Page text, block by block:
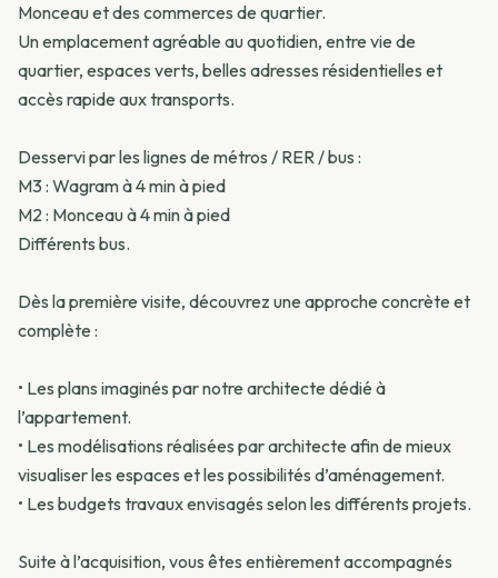
Monceau et des commerces de quartier.
Un emplacement agréable au quotidien, entre vie de
quartier, espaces verts, belles adresses résidentielles et
accès rapide aux transports.
Desservi par les lignes de métros / RER / bus :
M3 : Wagram à 4 min à pied
M2 : Monceau à 4 min à pied
Différents bus.
Dès la première visite, découvrez une approche concrète et
complète :
• Les plans imaginés par notre architecte dédié à
l’appartement.
• Les modélisations réalisées par architecte afin de mieux
visualiser les espaces et les possibilités d’aménagement.
• Les budgets travaux envisagés selon les différents projets.
Suite à l’acquisition, vous êtes entièrement accompagnés